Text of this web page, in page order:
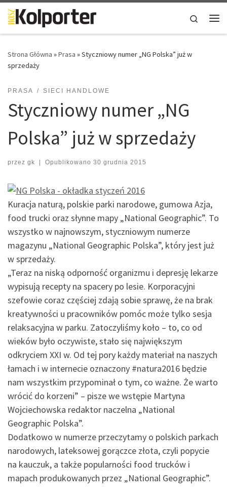
Skip to content
Search
Strona Główna »Prasa »Styczniowy numer „NG Polska” już w
sprzedaży
PRASA SIECI HANDLOWE
Styczniowy numer „NG
Polska” już w sprzedaży
przez gk | Opublikowano 30 grudnia 2015
Kuracja naturą, polskie parki narodowe, gumowa Azja,
food trucki oraz słynne mapy „National Geographic”. To
wszystko w najnowszym, styczniowym numerze
magazynu „National Geographic Polska”, który jest już
w sprzedaży.
„Teraz na niską odporność organizmu i depresję lekarze
wypisują recepty na spacery po lesie. Korporacyjni
szefowie coraz częściej zdają sobie sprawę, że na brak
kreatywności u pracowników pomóc może tylko sesja
relaksacyjna w parku. Zatoczyliśmy koło – to, co od
wieków było oczywiste, stało się największym
odkryciem XXI w. Od tej pory każdy materiał na naszych
łamach i w internecie oznaczony #natura2016 będzie
nam wszystkim przypominał o tym, co ważne. Że warto
wrócić do korzeni” – pisze we wstępie Martyna
Wojciechowska redaktor naczelna „National
Geographic Polska”.
Dodatkowo w numerze przeczytamy o polskich parkach
narodowych, lateksowej gorączce złota, czyli popycie
na kauczuk, a także popularności food trucków i
mapach produkowanych przez „National Geographic”.